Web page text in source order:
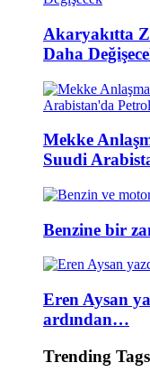
Akaryakıtta
Daha
Mekke
Suudi
Benzine bir
Eren Aysan
ardından…
Trending Tags